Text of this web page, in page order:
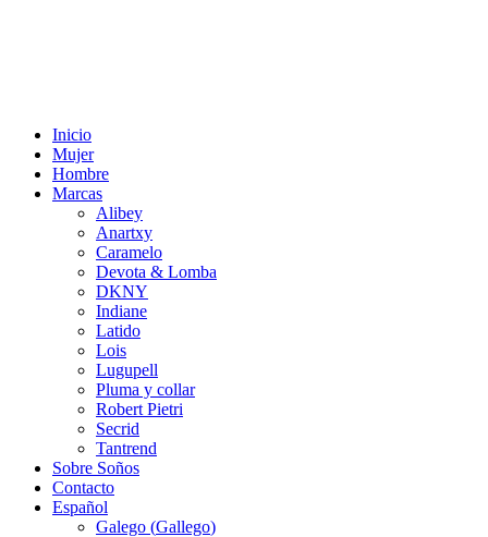
Inicio
Mujer
Hombre
Marcas
Alibey
Anartxy
Caramelo
Devota & Lomba
DKNY
Indiane
Latido
Lois
Lugupell
Pluma y collar
Robert Pietri
Secrid
Tantrend
Sobre Soños
Contacto
Español
Galego (Gallego)